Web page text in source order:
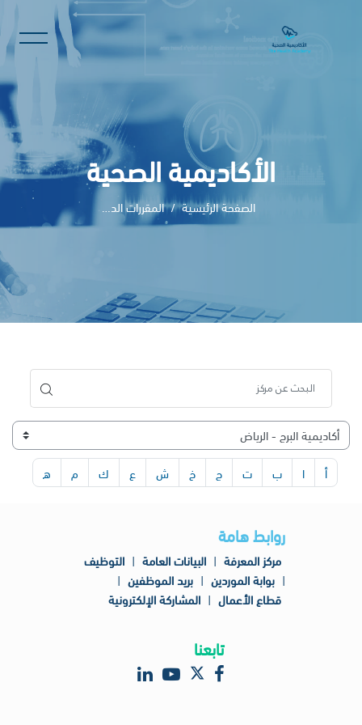
الأكاديمية الصحية
الصفحة الرئيسية المقررات الدراسية
أ ا ب ت ج خ ش ع ك م ه
روابط هامة
مركز المعرفة | البيانات العامة | التوظيف
| بوابة الموردين | بريد الموظفين |
قطاع الأعمال | المشاركة الإلكترونية
تابعنا